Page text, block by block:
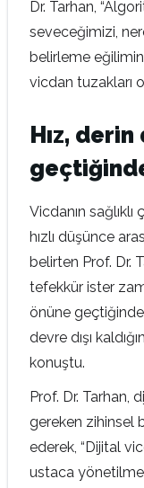
Dr. Tarhan,
seveceğimizi,
belirleme
vicdan tuzakları
Hız,
Vicdanın
hızlı düşünce
belirten Prof. Dr.
tefekkür ister
önüne
devre dışı
konuştu.
Prof. Dr. Tarhan,
gereken zihinsel
ederek, “Dijital
ustaca